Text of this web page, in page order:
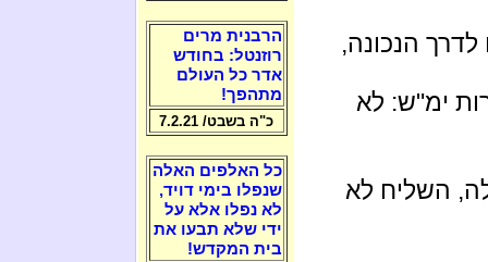
הנכונה,
ימ"ש: לא
השליח לא
הרבנית מרים
רוזנטל: בחודש
אדר כל העולם
מתהפך!
כ"ה בשבט/ 7.2.21
כל האלפים האלה
שנפלו בימי דויד,
לא נפלו אלא על
ידי שלא תבעו את
בית המקדש!